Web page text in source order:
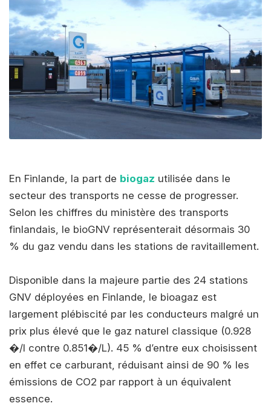
En Finlande, la part de biogaz utilisée dans le
secteur des transports ne cesse de progresser.
Selon les chiffres du ministère des transports
finlandais, le bioGNV représenterait désormais 30
% du gaz vendu dans les stations de ravitaillement.
Disponible dans la majeure partie des 24 stations
GNV déployées en Finlande, le bioagaz est
largement plébiscité par les conducteurs malgré un
prix plus élevé que le gaz naturel classique (0.928
�/l contre 0.851�/L). 45 % d’entre eux choisissent
en effet ce carburant, réduisant ainsi de 90 % les
émissions de CO2 par rapport à un équivalent
essence.